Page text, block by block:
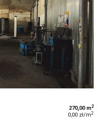
270,00 m2
0,00 zł/m2